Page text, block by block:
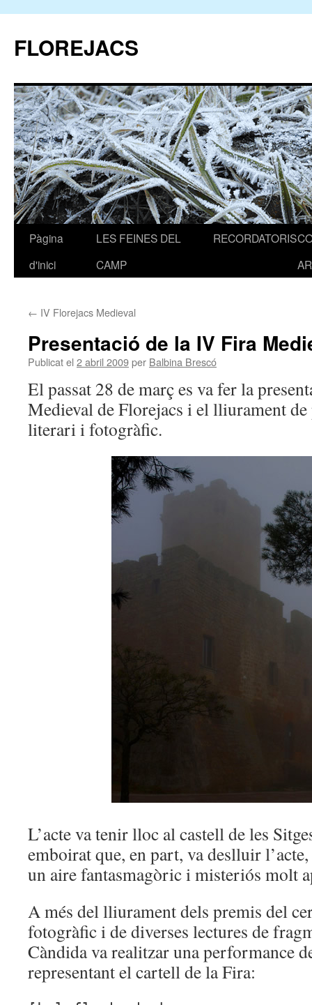
FLOREJACS
Vés
Pàgina
d'inici
LES FEINES DEL
CAMP
RECORDATORIS
← IV Florejacs Medieval
Presentació de la IV Fira
Publicat el 2 abril 2009per Balbina Brescó
El passat 28 de març es va fer la
Medieval de Florejacs i el lliurament
literari i fotogràfic.
L’acte va tenir lloc al castell de les
emboirat que, en part, va deslluir
un aire fantasmagòric i misteriós molt
A més del lliurament dels premis del
fotogràfic i de diverses lectures de
Càndida va realitzar una performance
representant el cartell de la Fira: